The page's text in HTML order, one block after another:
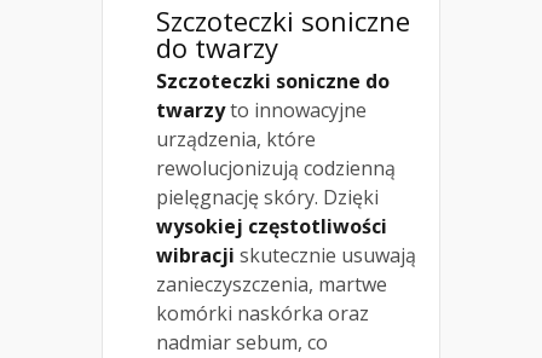
Szczoteczki soniczne
do twarzy
Szczoteczki soniczne do
twarzyto innowacyjne
urządzenia, które
rewolucjonizują codzienną
pielęgnację skóry. Dzięki
wysokiej częstotliwości
wibracji skutecznie usuwają
zanieczyszczenia, martwe
komórki naskórka oraz
nadmiar sebum, co